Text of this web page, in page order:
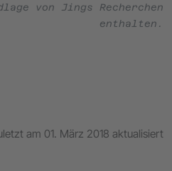
von Jings Recherchen
enthalten.
am 01. März 2018 aktualisiert